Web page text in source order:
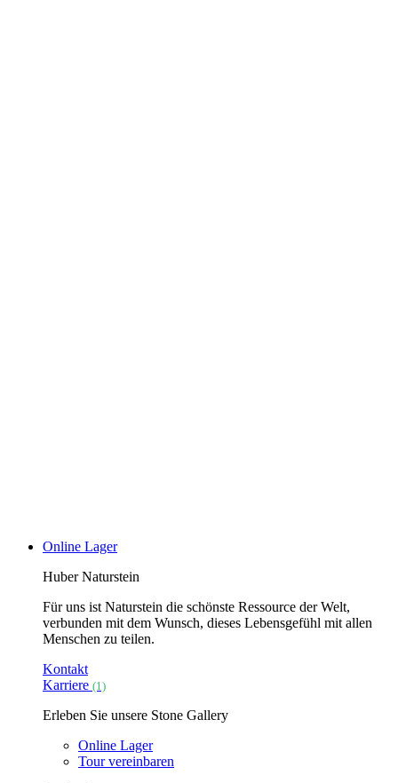
Online Lager
Huber Naturstein
Für uns ist Naturstein die schönste Ressource der Welt,
verbunden mit dem Wunsch, dieses Lebensgefühl mit allen
Menschen zu teilen.
Kontakt
Karriere (1)
Erleben Sie unsere Stone Gallery
Online Lager
Tour vereinbaren